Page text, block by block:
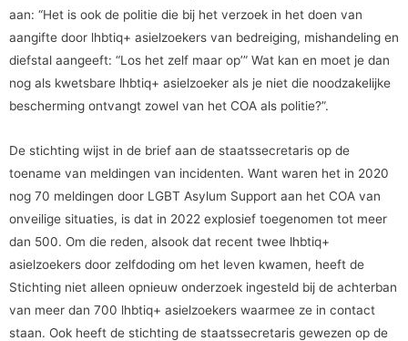
aan: “Het is ook de politie die bij het verzoek in het doen van
aangifte door lhbtiq+ asielzoekers van bedreiging, mishandeling en
diefstal aangeeft: “Los het zelf maar op’” Wat kan en moet je dan
nog als kwetsbare lhbtiq+ asielzoeker als je niet die noodzakelijke
bescherming ontvangt zowel van het COA als politie?”.
De stichting wijst in de brief aan de staatssecretaris op de
toename van meldingen van incidenten. Want waren het in 2020
nog 70 meldingen door LGBT Asylum Support aan het COA van
onveilige situaties, is dat in 2022 explosief toegenomen tot meer
dan 500. Om die reden, alsook dat recent twee lhbtiq+
asielzoekers door zelfdoding om het leven kwamen, heeft de
Stichting niet alleen opnieuw onderzoek ingesteld bij de achterban
van meer dan 700 lhbtiq+ asielzoekers waarmee ze in contact
staan. Ook heeft de stichting de staatssecretaris gewezen op de